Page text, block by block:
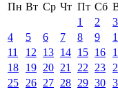
Пн Вт Ср Чт Пт Сб
1
2
3
4
5 6 7 8 9
11
12 13 14 15 16
18
19 20 21 22 23
25
26 27 28 29 30